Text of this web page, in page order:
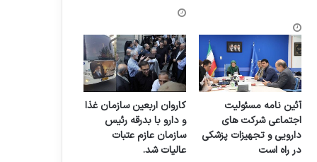
آئین نامه مسئولیت
اجتماعی شرکت های
دارویی و تجهیزات پزشکی
در راه است
کاروان اربعین سازمان غذا
و دارو با بدرقه رئیس
سازمان عازم عتبات
عالیات شد.